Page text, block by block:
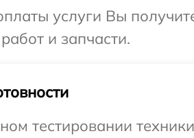
услуги Вы
и запчасти.
тестировании